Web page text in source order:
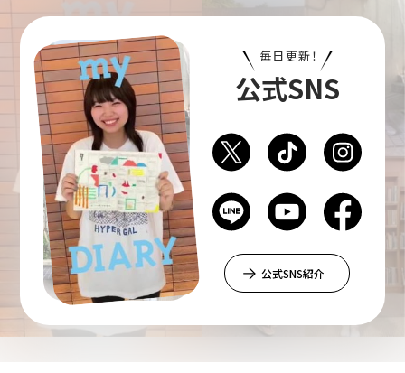
毎日更新！
公式SNS
公式SNS紹介